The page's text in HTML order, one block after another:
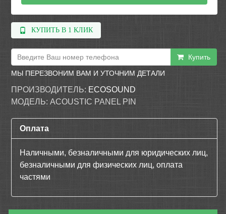
КУПИТЬ В 1 КЛИК
Купить
МЫ ПЕРЕЗВОНИМ ВАМ И УТОЧНИМ ДЕТАЛИ
ПРОИЗВОДИТЕЛЬ: ECOSOUND
МОДЕЛЬ: ACOUSTIC PANEL PIN
Оплата
Наличными, безналичными для юридических лиц,
безналичными для физических лиц, оплата
частями